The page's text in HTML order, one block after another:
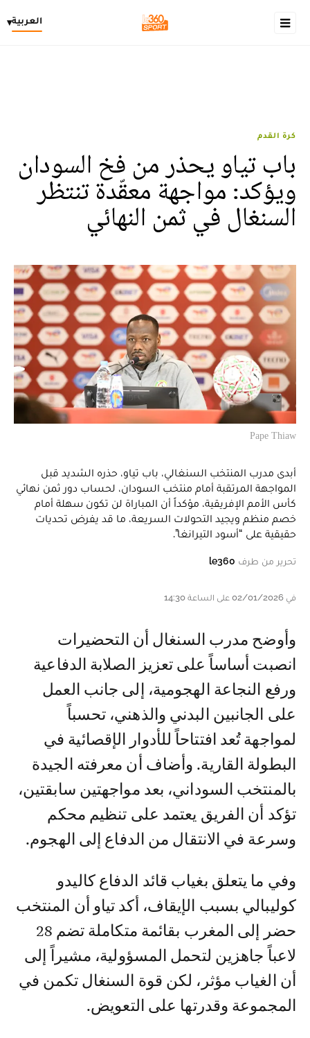
العربية▾
كرة القدم
باب تياو يحذر من فخ السودان
ويؤكد: مواجهة معقّدة تنتظر
السنغال في ثمن النهائي
Pape Thiaw
أبدى مدرب المنتخب السنغالي، باب تياو، حذره الشديد قبل
المواجهة المرتقبة أمام منتخب السودان، لحساب دور ثمن نهائي
كأس الأمم الإفريقية، مؤكداً أن المباراة لن تكون سهلة أمام
خصم منظم ويجيد التحولات السريعة، ما قد يفرض تحديات
حقيقية على “أسود التيرانغا”.
تحرير من طرف le360
في 02/01/2026 على الساعة 14:30
وأوضح مدرب السنغال أن التحضيرات
انصبت أساساً على تعزيز الصلابة الدفاعية
ورفع النجاعة الهجومية، إلى جانب العمل
على الجانبين البدني والذهني، تحسباً
لمواجهة تُعد افتتاحاً للأدوار الإقصائية في
البطولة القارية. وأضاف أن معرفته الجيدة
بالمنتخب السوداني، بعد مواجهتين سابقتين،
تؤكد أن الفريق يعتمد على تنظيم محكم
وسرعة في الانتقال من الدفاع إلى الهجوم.
وفي ما يتعلق بغياب قائد الدفاع كاليدو
كوليبالي بسبب الإيقاف، أكد تياو أن المنتخب
حضر إلى المغرب بقائمة متكاملة تضم 28
لاعباً جاهزين لتحمل المسؤولية، مشيراً إلى
أن الغياب مؤثر، لكن قوة السنغال تكمن في
المجموعة وقدرتها على التعويض.